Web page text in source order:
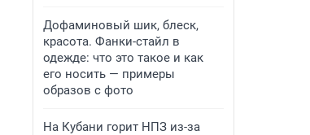
Дофаминовый шик, блеск,
красота. Фанки-стайл в
одежде: что это такое и как
его носить — примеры
образов с фото
На Кубани горит НПЗ из-за